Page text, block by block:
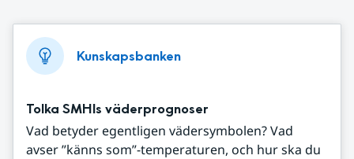
Kunskapsbanken
Tolka SMHIs väderprognoser
Vad betyder egentligen vädersymbolen? Vad
avser ”känns som”-temperaturen, och hur ska du